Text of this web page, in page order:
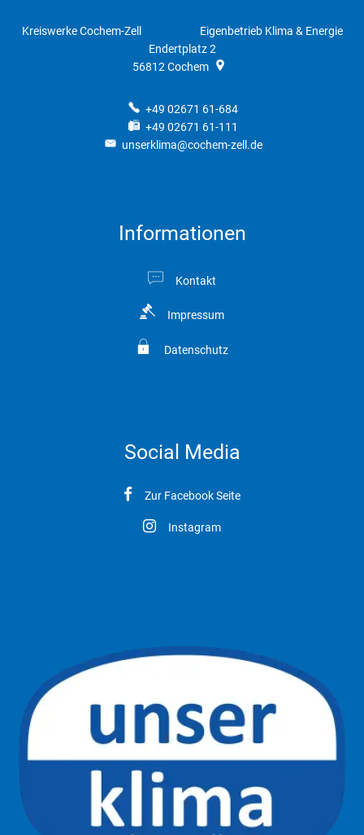
Kreiswerke Cochem-Zell Eigenbetrieb Klima & Energie
Endertplatz 2
56812 Cochem
+49 02671 61-684
+49 02671 61-111
unserklima@cochem-zell.de
Informationen
Kontakt
Impressum
Datenschutz
Social Media
Zur Facebook Seite
Instagram